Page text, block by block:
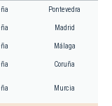
Pontevedra
Madrid
Málaga
Coruña
Murcia